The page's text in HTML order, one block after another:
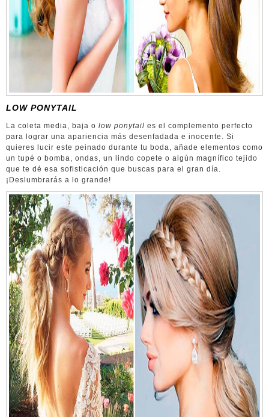
LOW PONYTAIL
La coleta media, baja o low ponytail es el complemento perfecto
para lograr una apariencia más desenfadada e inocente. Si
quieres lucir este peinado durante tu boda, añade elementos como
un tupé o bomba, ondas, un lindo copete o algún magnífico tejido
que te dé esa sofisticación que buscas para el gran día.
¡Deslumbrarás a lo grande!